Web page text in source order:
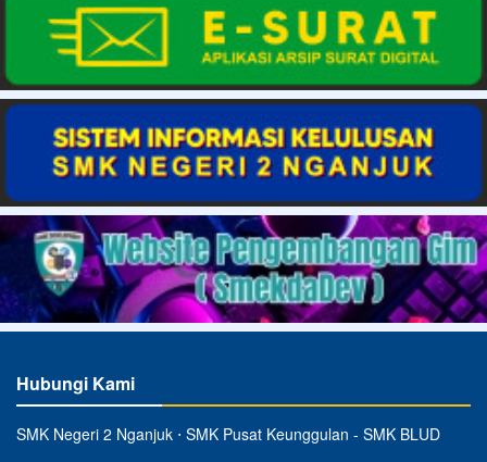
Hubungi Kami
SMK Negeri 2 Nganjuk ⋅ SMK Pusat Keunggulan - SMK BLUD